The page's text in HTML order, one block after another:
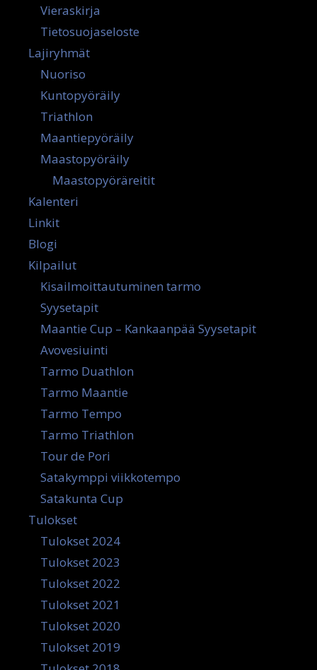
Vieraskirja
Tietosuojaseloste
Lajiryhmät
Nuoriso
Kuntopyöräily
Triathlon
Maantiepyöräily
Maastopyöräily
Maastopyöräreitit
Kalenteri
Linkit
Blogi
Kilpailut
Kisailmoittautuminen tarmo
Syysetapit
Maantie Cup – Kankaanpää Syysetapit
Avovesiuinti
Tarmo Duathlon
Tarmo Maantie
Tarmo Tempo
Tarmo Triathlon
Tour de Pori
Satakymppi viikkotempo
Satakunta Cup
Tulokset
Tulokset 2024
Tulokset 2023
Tulokset 2022
Tulokset 2021
Tulokset 2020
Tulokset 2019